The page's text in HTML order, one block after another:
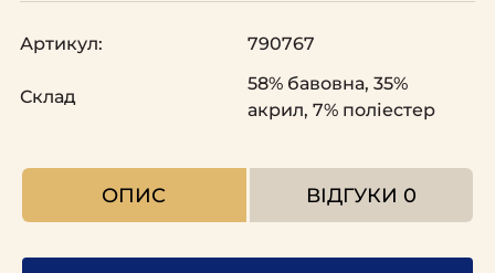
Артикул: 790767
Склад
58% бавовна, 35%
акрил, 7% поліестер
ОПИС ВІДГУКИ 0